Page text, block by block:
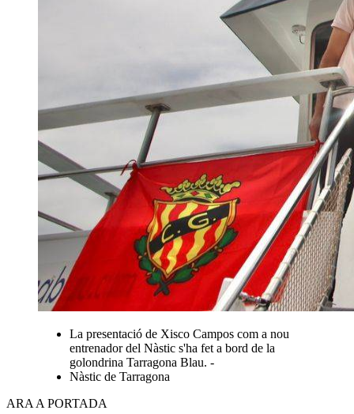
La presentació de Xisco Campos com a nou
entrenador del Nàstic s'ha fet a bord de la
golondrina Tarragona Blau. -
Nàstic de Tarragona
ARA A PORTADA